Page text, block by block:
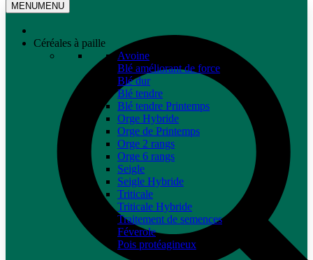
MENUMENU
Céréales à paille
Avoine
Blé améliorant de force
Blé dur
Blé tendre
Blé tendre Printemps
Orge Hybride
Orge de Printemps
Orge 2 rangs
Orge 6 rangs
Seigle
Seigle Hybride
Triticale
Triticale Hybride
Traitement de semences
Féverole
Pois protéagineux